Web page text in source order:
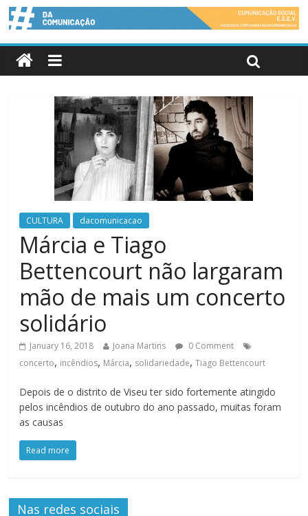
CULTURA dacomunicacao
Márcia e Tiago
Bettencourt não largaram
mão de mais um concerto
solidário
January 16, 2018 Joana Martins
0 Comment
concerto, incêndios, Márcia, solidariedade,Tiago Bettencourt
Depois de o distrito de Viseu ter sido fortemente atingido
pelos incêndios de outubro do ano passado, muitas foram
as causas
Read more
Nas redes sociais